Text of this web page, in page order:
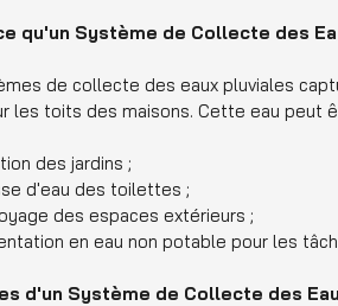
qu'un Système de Collecte des
de collecte des eaux pluviales
les toits des maisons. Cette eau peut
des jardins ;
d'eau des toilettes ;
des espaces extérieurs ;
en eau non potable pour les
d'un Système de Collecte des